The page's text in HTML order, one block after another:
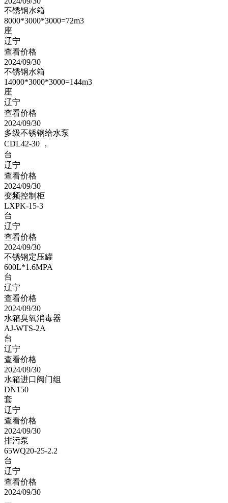
不锈钢水箱
8000*3000*3000=72m3
座
辽宁
查看价格
2024/09/30
不锈钢水箱
14000*3000*3000=144m3
座
辽宁
查看价格
2024/09/30
多级不锈钢给水泵
CDL42-30 ，
台
辽宁
查看价格
2024/09/30
变频控制柜
LXPK-15-3
台
辽宁
查看价格
2024/09/30
不锈钢定压罐
600L*1.6MPA
台
辽宁
查看价格
2024/09/30
水箱臭氧消毒器
AJ-WTS-2A
台
辽宁
查看价格
2024/09/30
水箱进口阀门组
DN150
套
辽宁
查看价格
2024/09/30
排污泵
65WQ20-25-2.2
台
辽宁
查看价格
2024/09/30